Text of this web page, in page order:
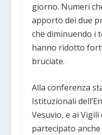
giorno. Numeri
apporto dei due
che diminuendo i
hanno ridotto
bruciate.
Alla conferenza
Istituzionali
Vesuvio, e ai
partecipato